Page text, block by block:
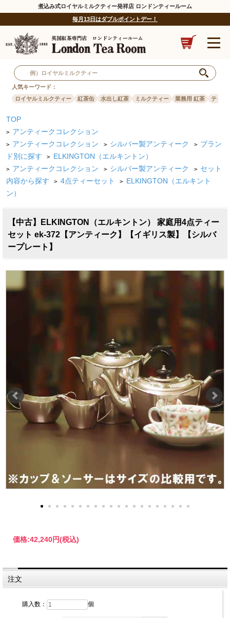
煮込み式ロイヤルミルクティー発祥店 ロンドンティールーム
毎月13日はダブルポイントデー！
人気キーワード：
ロイヤルミルクティー
紅茶缶 水出し紅茶 ミルクティー 業務用 紅茶 ティー
TOP
> アンティークコレクション
> アンティークコレクション > シルバー製アンティーク > ブラン
ド別に探す
> ELKINGTON（エルキントン）
> アンティークコレクション > シルバー製アンティーク > セット
内容から探す
> 4点ティーセット >
ELKINGTON（エルキント
ン）
【中古】ELKINGTON（エルキントン） 家庭用4点ティー
セット ek-372【アンティーク】【イギリス製】【シルバ
ープレート】
価格:42,240円(税込)
注文
購入数： 個